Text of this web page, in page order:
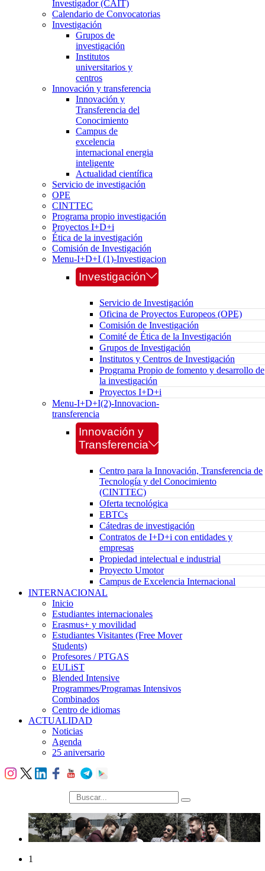
Investigador (CAIT)
Calendario de Convocatorias
Investigación
Grupos de
investigación
Institutos
universitarios y
centros
Innovación y transferencia
Innovación y
Transferencia del
Conocimiento
Campus de
excelencia
internacional energia
inteligente
Actualidad científica
Servicio de investigación
OPE
CINTTEC
Programa propio investigación
Proyectos I+D+i
Ética de la investigación
Comisión de Investigación
Menu-I+D+I (1)-Investigacion
Investigación
Servicio de Investigación
Oficina de Proyectos Europeos (OPE)
Comisión de Investigación
Comité de Ética de la Investigación
Grupos de Investigación
Institutos y Centros de Investigación
Programa Propio de fomento y desarrollo de
la investigación
Proyectos I+D+i
Menu-I+D+I(2)-Innovacion-
transferencia
Innovación y
Transferencia
Centro para la Innovación, Transferencia de
Tecnología y del Conocimiento
(CINTTEC)
Oferta tecnológica
EBTCs
Cátedras de investigación
Contratos de I+D+i con entidades y
empresas
Propiedad intelectual e industrial
Proyecto Umotor
Campus de Excelencia Internacional
INTERNACIONAL
Inicio
Estudiantes internacionales
Erasmus+ y movilidad
Estudiantes Visitantes (Free Mover
Students)
Profesores / PTGAS
EULiST
Blended Intensive
Programmes/Programas Intensivos
Combinados
Centro de idiomas
ACTUALIDAD
Noticias
Agenda
25 aniversario
búsqueda
1